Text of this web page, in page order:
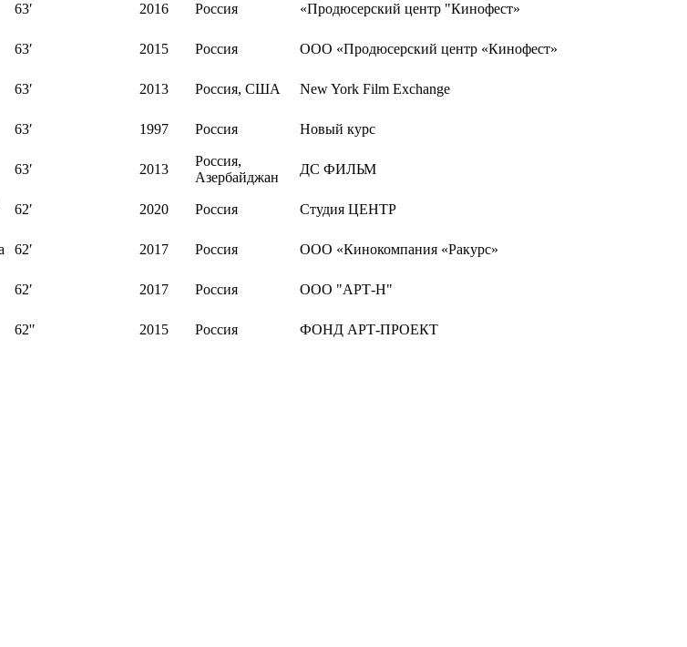
63′ 2016 Россия «Продюсерский центр "Кинофест»
63′ 2015 Россия ООО «Продюсерский центр «Кинофест»
63′ 2013 Россия, США New York Film Exchange
63′ 1997 Россия Новый курс
63′ 2013
Россия,
Азербайджан
ДС ФИЛЬМ
62′ 2020 Россия Студия ЦЕНТР
62′ 2017 Россия ООО «Кинокомпания «Ракурс»
62′ 2017 Россия ООО "АРТ-Н"
62'′ 2015 Россия ФОНД АРТ-ПРОЕКТ